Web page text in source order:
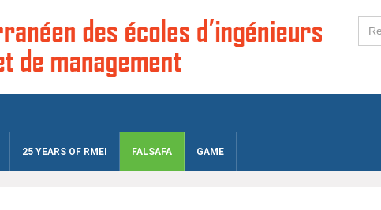
25 YEARS OF RMEI FALSAFA GAME